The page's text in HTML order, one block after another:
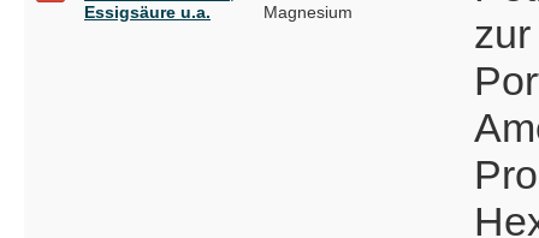
Essigsäure u.a.
Magnesium